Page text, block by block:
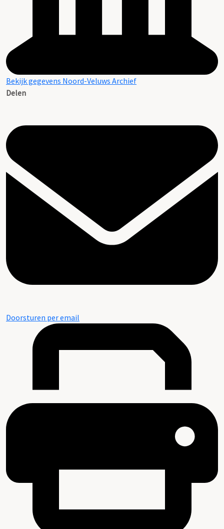
Bekijk gegevens Noord-Veluws Archief
Delen
Doorsturen per email